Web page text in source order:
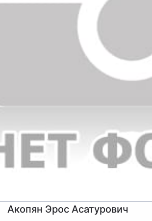
Акопян Эрос Асатурович